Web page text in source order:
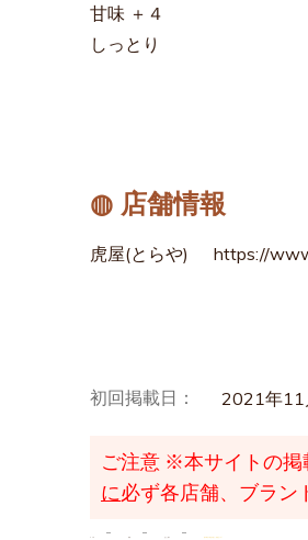
甘味 ＋４
しっとり
◍ 店舗情報
虎屋(とらや) https://
初回掲載日： 2021年11
ご注意 ※本サイトの掲
に必ず各店舗、ブラン